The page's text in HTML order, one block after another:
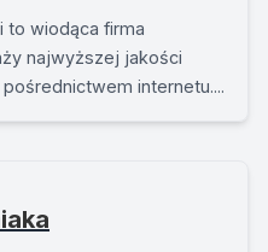
to wiodąca firma
najwyższej jakości
internetu....